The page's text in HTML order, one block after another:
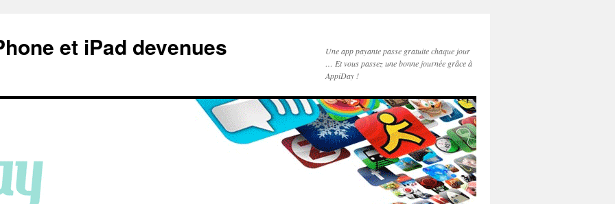
et iPad devenues
Une app payante passe gratuite chaque jour
… Et vous passez une bonne journée grâce à
AppiDay !